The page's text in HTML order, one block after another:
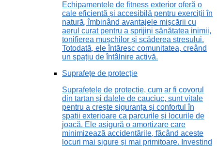
Echipamentele de fitness exterior oferă o
cale eficientă și accesibilă pentru exerciții în
natură, îmbinând avantajele mișcării cu
aerul curat pentru a sprijini sănătatea inimii,
tonifierea mușchilor și scăderea stresului.
Totodată, ele întăresc comunitatea, creând
un spațiu de întâlnire activă.
Suprafețe de protecție
Suprafețele de protecție, cum ar fi covorul
din tartan și dalele de cauciuc, sunt vitale
pentru a crește siguranța și confortul în
spații exterioare ca parcurile și locurile de
joacă. Ele asigură o amortizare care
minimizează accidentările, făcând aceste
locuri mai sigure și mai primitoare. Investind